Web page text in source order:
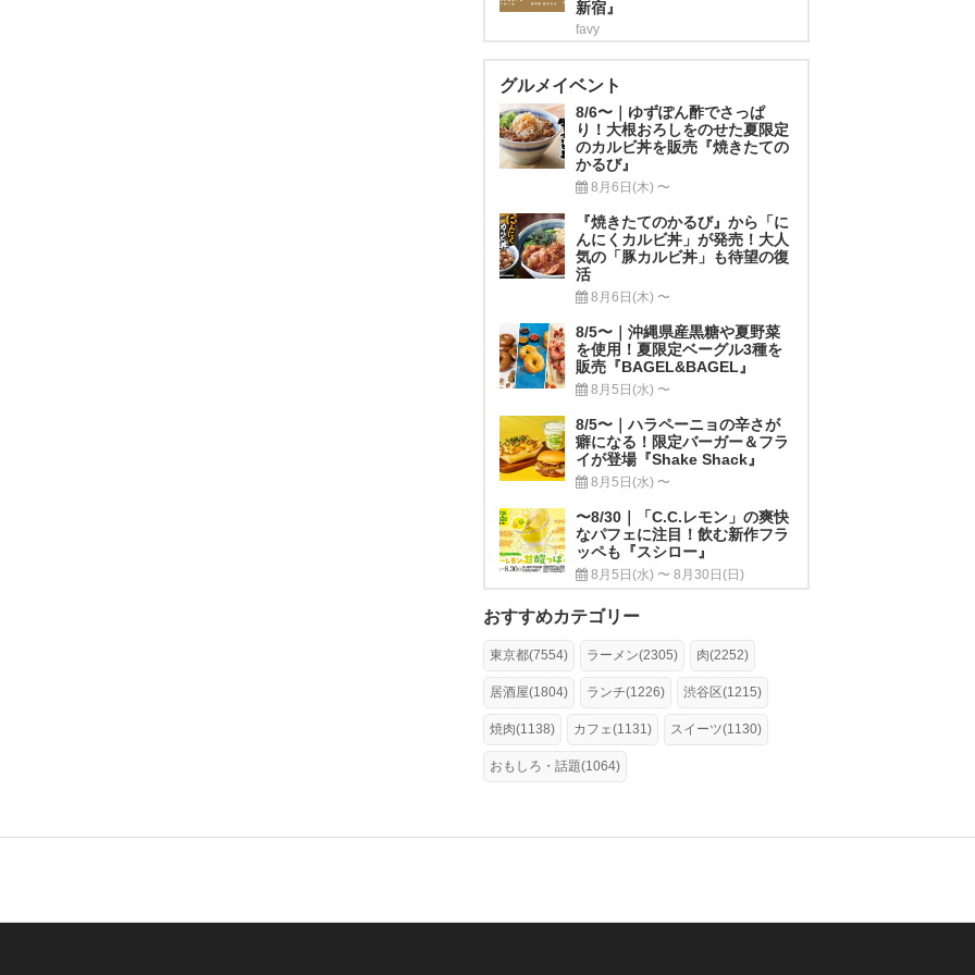
新宿』
favy
グルメイベント
8/6〜｜ゆずぽん酢でさっぱ
り！大根おろしをのせた夏限定
のカルビ丼を販売『焼きたての
かるび』
8月6日(木) 〜
『焼きたてのかるび』から「に
んにくカルビ丼」が発売！大人
気の「豚カルビ丼」も待望の復
活
8月6日(木) 〜
8/5〜｜沖縄県産黒糖や夏野菜
を使用！夏限定ベーグル3種を
販売『BAGEL&BAGEL』
8月5日(水) 〜
8/5〜｜ハラペーニョの辛さが
癖になる！限定バーガー＆フラ
イが登場『Shake Shack』
8月5日(水) 〜
〜8/30｜「C.C.レモン」の爽快
なパフェに注目！飲む新作フラ
ッペも『スシロー』
8月5日(水) 〜 8月30日(日)
おすすめカテゴリー
東京都(7554) ラーメン(2305) 肉(2252)
居酒屋(1804) ランチ(1226) 渋谷区(1215)
焼肉(1138) カフェ(1131) スイーツ(1130)
おもしろ・話題(1064)